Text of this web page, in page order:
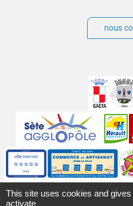
nous
partenaires
Labels
Autres
This site uses cookies and
activate